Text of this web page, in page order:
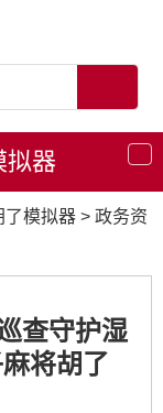
导
航
拟器
了模拟器 > 政务资
查守护湿
将胡了